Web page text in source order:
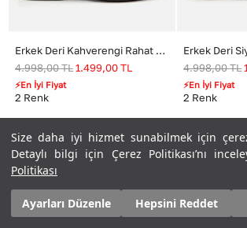
Size daha iyi hizmet sunabilmek için
Detaylı bilgi için Çerez Politikası’nı
Politikası
Ayarları Düzenle Hepsini Reddet
Size daha iyi hizmet sunabilmek için
Detaylı bilgi için Çerez Politikası’nı
Politikası
Ayarları Düzenle Hepsini Reddet
Erkek Deri Kahverengi Rahat Günlük Ayakkabı
4.998,00TL 1.499,00 TL
⚡En İyi Fiyat
2 Renk
4.998,00TL
⚡En İyi Fiyat
2 Renk